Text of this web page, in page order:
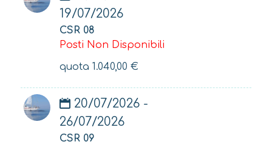
19/07/2026
CSR 08
Posti Non Disponibili
quota 1.040,00 €
20/07/2026 -
26/07/2026
CSR 09